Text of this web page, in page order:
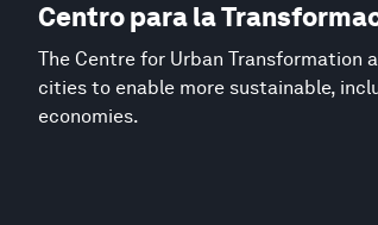
Centro para la
The Centre for Urban Transformation
cities to enable more sustainable,
economies.